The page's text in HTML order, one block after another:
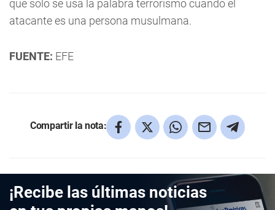
que solo se usa la palabra terrorismo cuando el
atacante es una persona musulmana.
FUENTE: EFE
Compartir la nota:
¡Recibe las últimas noticias